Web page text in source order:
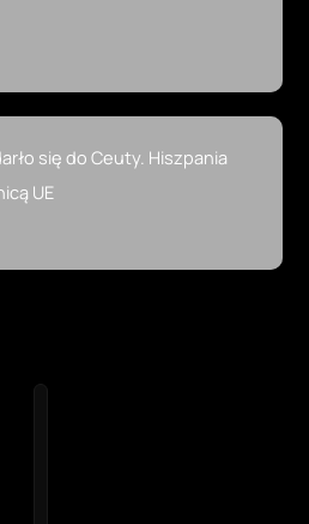
się do Ceuty. Hiszpania
UE